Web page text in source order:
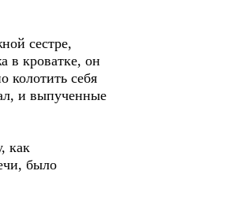
сестре,
в кроватке, он
колотить себя
и выпученные
как
было